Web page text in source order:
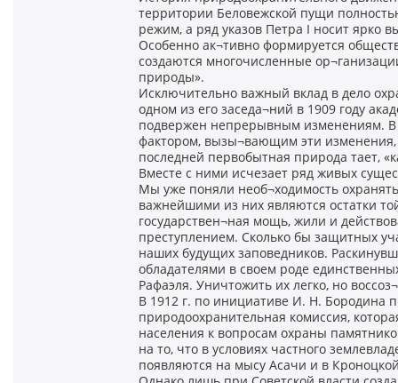
территории Беловежской пущи
режим, а ряд указов Петра I носит ярко
Особенно ак¬тивно формируется
создаются многочисленные
природы».
Исключительно важный вклад в дело
одном из его заседа¬ний в 1909 году
подвержен непрерывным изменениям. В
фактором, вызы¬вающим эти изменения,
последней первобытная природа тает,
Вместе с ними исчезает ряд живых
Мы уже поняли необ¬ходимость
важнейшими из них являются остатки
государствен¬ная мощь, жили и
преступлением. Сколько бы защитных
наших будущих заповедников.
обладателями в своем роде
Рафаэля. Уничтожить их легко, но
В 1912 г. по инициативе И. Н. Бородина
природоохранительная комиссия,
населения к вопросам охраны
на то, что в условиях частного
появляются на мысу Асачи и в